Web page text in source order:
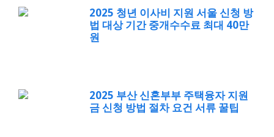
2025 청년 이사비 지원 서울 신청 방
법 대상 기간 중개수수료 최대 40만
원
2025 부산 신혼부부 주택융자 지원
금 신청 방법 절차 요건 서류 꿀팁